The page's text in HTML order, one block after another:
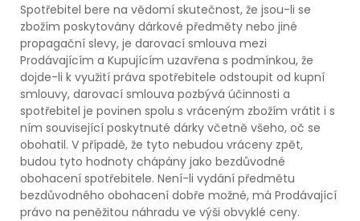
Spotřebitel bere na vědomí skutečnost, že jsou-li se
zbožím poskytovány dárkové předměty nebo jiné
propagační slevy, je darovací smlouva mezi
Prodávajícím a Kupujícím uzavřena s podmínkou, že
dojde-li k využití práva spotřebitele odstoupit od kupní
smlouvy, darovací smlouva pozbývá účinnosti a
spotřebitel je povinen spolu s vráceným zbožím vrátit i s
ním související poskytnuté dárky včetně všeho, oč se
obohatil. V případě, že tyto nebudou vráceny zpět,
budou tyto hodnoty chápány jako bezdůvodné
obohacení spotřebitele. Není-li vydání předmětu
bezdůvodného obohacení dobře možné, má Prodávající
právo na peněžitou náhradu ve výši obvyklé ceny.